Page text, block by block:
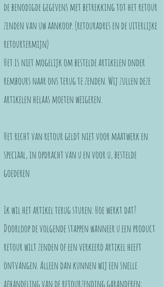
de benodigde gegevens met betrekking tot het retour
zenden van uw aankoop. (retouradres en de uiterlijke
retourtermijn)
Het is niet mogelijk om bestelde artikelen onder
rembours naar ons terug te zenden. Wij zullen deze
artikelen helaas moeten weigeren.
Het recht van retour geldt niet voor maatwerk en
speciaal, in opdracht van u en voor u, bestelde
goederen
Ik wil het artikel terug sturen. Hoe werkt dat?
Doorloop de volgende stappen wanneer u een product
retour wilt zenden of een verkeerd artikel heeft
ontvangen. Alleen dan kunnen wij een snelle
afhandeling van de retourzending garanderen: